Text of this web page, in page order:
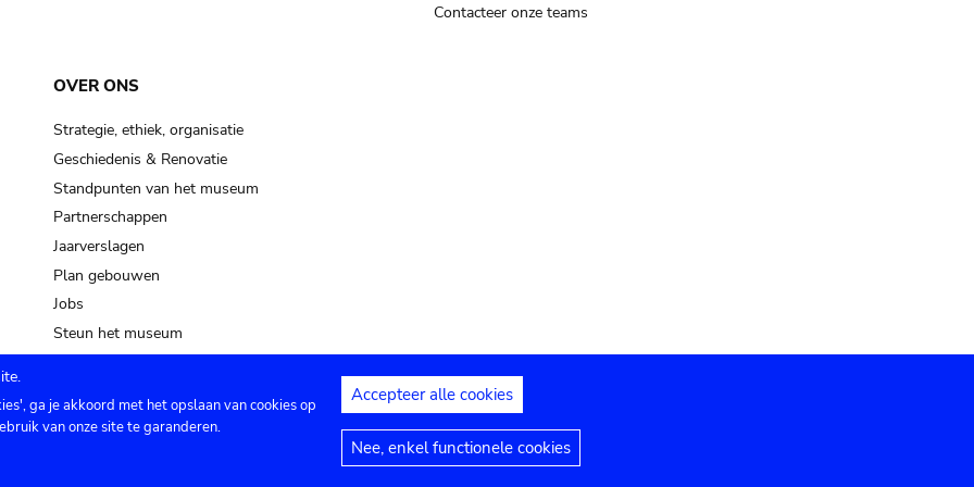
Contacteer onze teams
OVER ONS
Strategie, ethiek, organisatie
Geschiedenis & Renovatie
Standpunten van het museum
Partnerschappen
Jaarverslagen
Plan gebouwen
Jobs
Steun het museum
Privacy instellingen Juridische mededelingen
ga je akkoord met het opslaan van cookies op
van onze site te garanderen.
Accepteer alle cookies
Nee, enkel functionele cookies